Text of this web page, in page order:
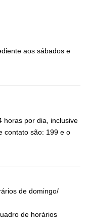
aos sábados e
horas por dia, inclusive
contato são: 199 e o
de domingo/
de horários